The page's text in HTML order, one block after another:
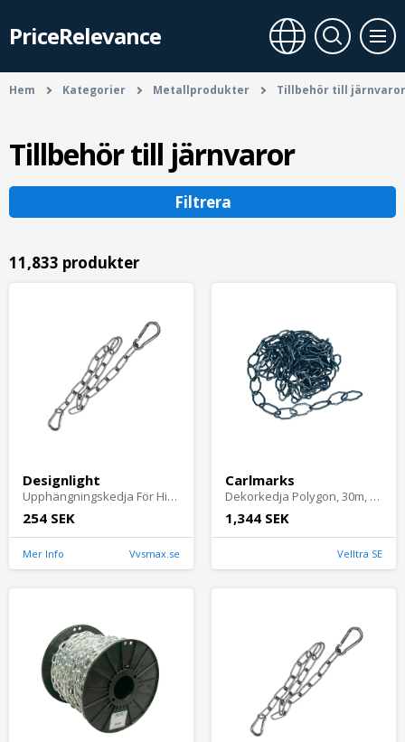
PriceRelevance
Hem Kategorier Metallprodukter Tillbehör till järnvaror
Tillbehör till järnvaror
Filtrera
11,833 produkter
Designlight
Upphängningskedja För High Bay 580mm Nickel Designlight
254 SEK
Mer Info Vvsmax.se
Carlmarks
Dekorkedja Polygon, 30m, Svart, Carlmarks
1,344 SEK
Velltra SE